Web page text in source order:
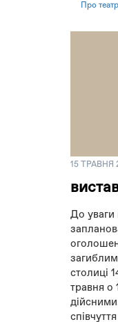
Про театр
15 ТРАВНЯ
До уваги
столиці
травня о